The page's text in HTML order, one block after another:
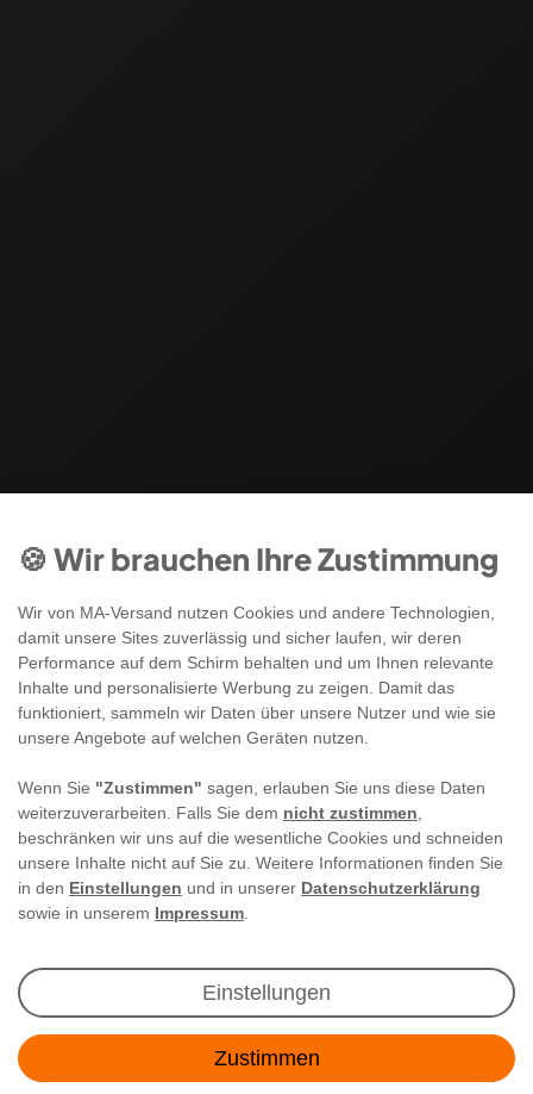
🍪 Wir brauchen Ihre Zustimmung
Wir von MA-Versand nutzen Cookies und andere Technologien,
damit unsere Sites zuverlässig und sicher laufen, wir deren
Performance auf dem Schirm behalten und um Ihnen relevante
Inhalte und personalisierte Werbung zu zeigen. Damit das
funktioniert, sammeln wir Daten über unsere Nutzer und wie sie
unsere Angebote auf welchen Geräten nutzen.
Wenn Sie "Zustimmen" sagen, erlauben Sie uns diese Daten
weiterzuverarbeiten. Falls Sie dem nicht zustimmen
beschränken wir uns auf die wesentliche Cookies und schneiden
unsere Inhalte nicht auf Sie zu. Weitere Informationen finden Sie
in den Einstellungen und in unserer Datenschutzerklärung
sowie in unserem Impressum
Einstellungen
Zustimmen
Newsletter Anmeldung
Angebote & Rabatte per E-Mail erhalten - Geld
sparen war noch nie so einfach!